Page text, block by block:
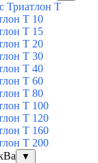
Триатлон Т
Т 10
Т 15
Т 20
Т 30
Т 40
Т 60
Т 80
Т 100
Т 120
Т 160
Т 200
▼